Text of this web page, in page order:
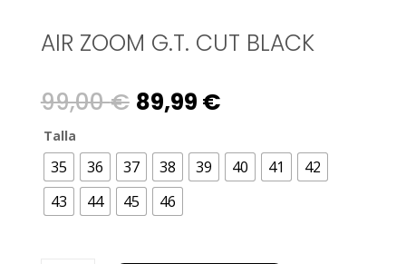
AIR ZOOM G.T. CUT BLACK
99,00€ Original
was:
99,00 €.
89,99 €Current
is:
Talla
35 36 37 38 39 40 41
42
43
44 45 46